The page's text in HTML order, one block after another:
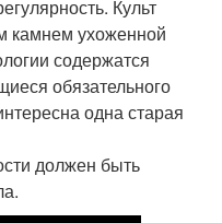
Культ
камнем ухоженной
содержатся
обязательного
одна старая
должен быть